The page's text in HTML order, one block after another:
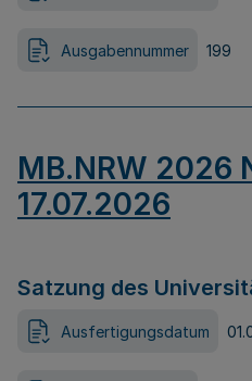
Ausgabennummer 199
MB.NRW 2026
17.07.2026
Satzung des
Ausfertigungsdatum